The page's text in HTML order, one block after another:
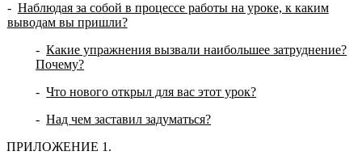
- Наблюдая за собой в процессе работы на уроке, к каким
выводам вы пришли?
-Какие упражнения вызвали наибольшее затруднение?
Почему?
-Что нового открыл для вас этот урок?
-Над чем заставил задуматься?
ПРИЛОЖЕНИЕ 1.